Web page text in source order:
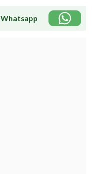
Whatsapp